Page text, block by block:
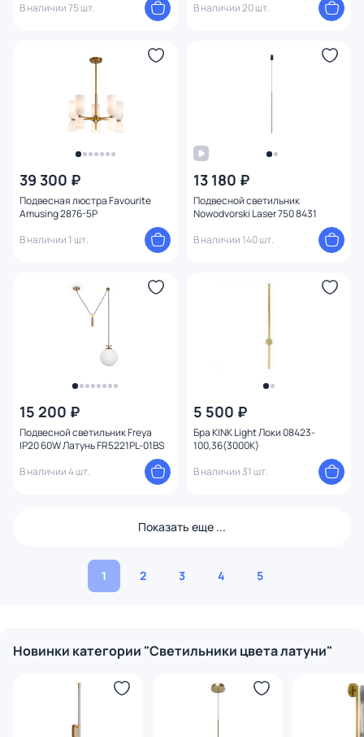
В наличии 75 шт.
В наличии 20 шт.
39 300 ₽
Подвесная люстра Favourite
Amusing 2876-5P
В наличии 1 шт.
13 180 ₽
Подвесной светильник
Nowodvorski Laser 750 8431
В наличии 140 шт.
15 200 ₽
Подвесной светильник Freya
IP20 60W Латунь FR5221PL-01BS
В наличии 4 шт.
5 500 ₽
Бра KINK Light Локи 08423-
100,36(3000K)
В наличии 31 шт.
Показать еще ...
1 2 3 4 5
Новинки категории "Светильники цвета латуни"